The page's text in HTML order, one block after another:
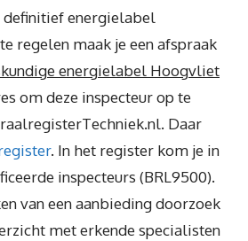
definitief energielabel
regelen maak je een afspraak
energielabel Hoogvliet
om deze inspecteur op te
Daar
. In het register kom je in
inspecteurs (BRL9500).
van een aanbieding doorzoek
met erkende specialisten